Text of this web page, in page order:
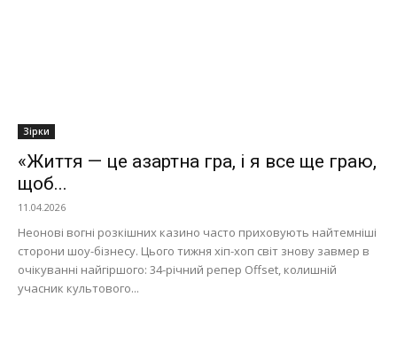
Зірки
«Життя — це азартна гра, і я все ще граю,
щоб...
11.04.2026
Неонові вогні розкішних казино часто приховують найтемніші
сторони шоу-бізнесу. Цього тижня хіп-хоп світ знову завмер в
очікуванні найгіршого: 34-річний репер Offset, колишній
учасник культового...